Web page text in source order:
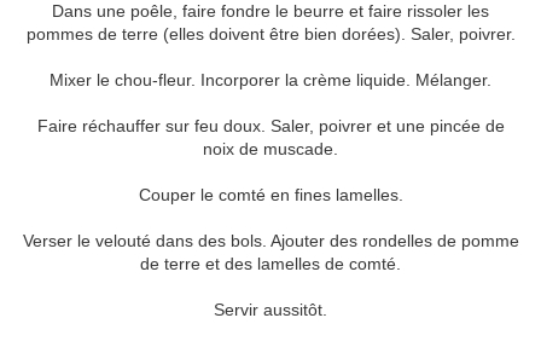
Dans une poêle, faire fondre le beurre et faire rissoler les
pommes de terre (elles doivent être bien dorées). Saler, poivrer.
Mixer le chou-fleur. Incorporer la crème liquide. Mélanger.
Faire réchauffer sur feu doux. Saler, poivrer et une pincée de
noix de muscade.
Couper le comté en fines lamelles.
Verser le velouté dans des bols. Ajouter des rondelles de pomme
de terre et des lamelles de comté.
Servir aussitôt.